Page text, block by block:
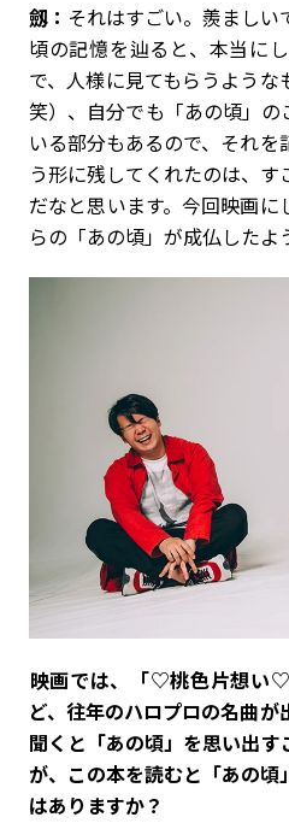
劔： それはすごい。羨まし
頃の記憶を辿ると、本当に
で、人様に見てもらうよう
笑）、自分でも「あの頃」の
いる部分もあるので、それ
う形に残してくれたのは、
だなと思います。今回映画
らの「あの頃」が成仏したよ
――映画では、「♡桃色片想
ど、往年のハロプロの名曲
聞くと「あの頃」を思い出
が、この本を読むと「あの
はありますか？